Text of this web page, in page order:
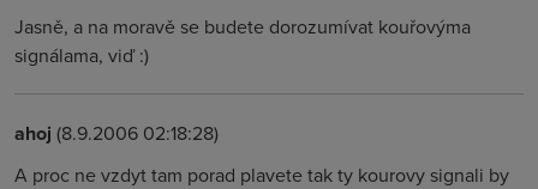
Jasně, a na moravě se budete dorozumívat kouřovýma
signálama, viď :)
ahoj (8.9.2006 02:18:28)
A proc ne vzdyt tam porad plavete tak ty kourovy signali by